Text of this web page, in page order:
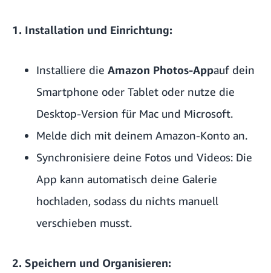
1. Installation und Einrichtung:
Installiere die Amazon Photos-Appauf dein
Smartphone oder Tablet oder nutze die
Desktop-Version für Mac und Microsoft.
Melde dich mit deinem Amazon-Konto an.
Synchronisiere deine Fotos und Videos: Die
App kann automatisch deine Galerie
hochladen, sodass du nichts manuell
verschieben musst.
2. Speichern und Organisieren: